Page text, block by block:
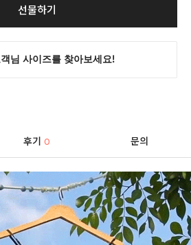
선물하기
후기0 문의